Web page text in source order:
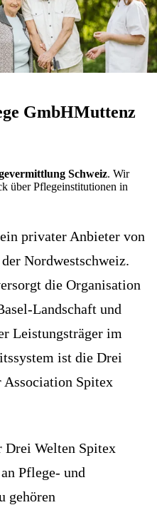
GmbHMuttenz
Schweiz. Wir
über Pflegeinstitutionen in
privater Anbieter von
Nordwestschweiz.
die Organisation
Landschaft und
Leistungsträger im
ist die Drei
Spitex
Drei Welten Spitex
Pflege- und
gehören